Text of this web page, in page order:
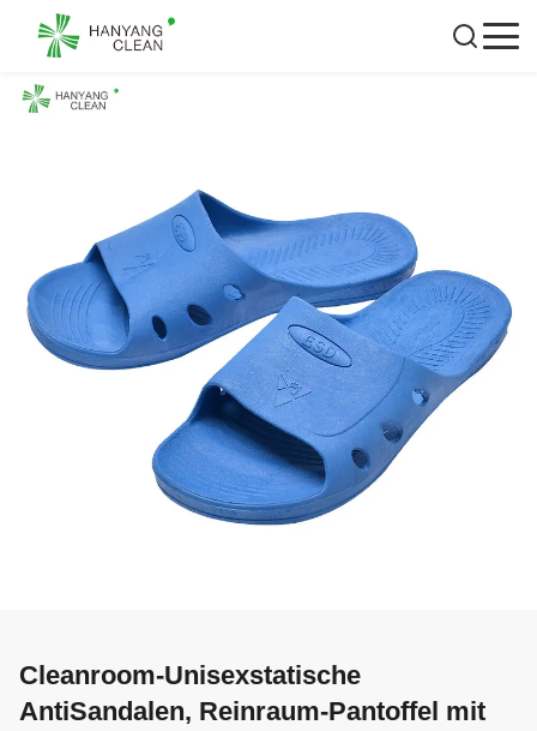
Cleanroom-Unisexstatische
AntiSandalen, Reinraum-Pantoffel mit